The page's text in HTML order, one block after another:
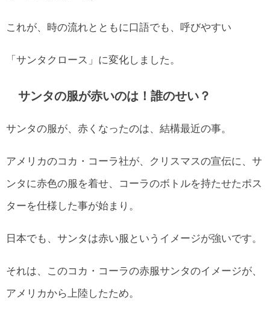
これが、時の流れとともに口語でも、呼びやすい
「サンタクロース」に変化しました。
サンタの服が赤いのは！誰のせい？
サンタの服が、赤くなったのは、結構最近の事。
アメリカのコカ・コーラ社が、クリスマスの宣伝に、サ
ンタに赤色の服を着せ、コーラのボトルを持たせたポス
ターを仕様した事が始まり。
日本でも、サンタは赤い服というイメージが強いです。
それは、このコカ・コーラの赤服サンタのイメージが、
アメリカから上陸したため。